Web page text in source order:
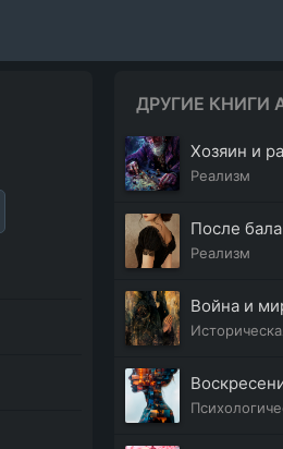
ДРУГИЕ КНИГИ
Хозяин и
Реализм
После бала
Реализм
Война и